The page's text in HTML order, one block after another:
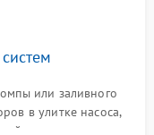
или заливного
в улитке насоса,
ремонт платы